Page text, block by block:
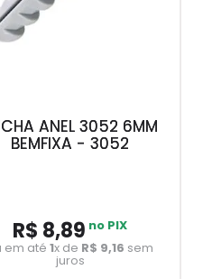
ANEL 3052 6MM
BEMFIXA - 3052
R$ 8,89 no PIX
em até1x de R$ 9,16 sem
juros